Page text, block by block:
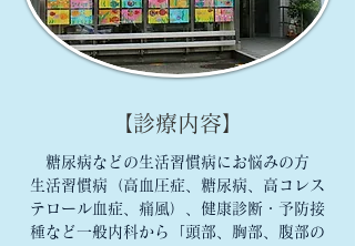
【診療内容】
糖尿病などの生活習慣病にお悩みの方
生活習慣病（高血圧症、糖尿病、高コレス
テロール血症、痛風）、健康診断・予防接
種など一般内科から「頭部、胸部、腹部の